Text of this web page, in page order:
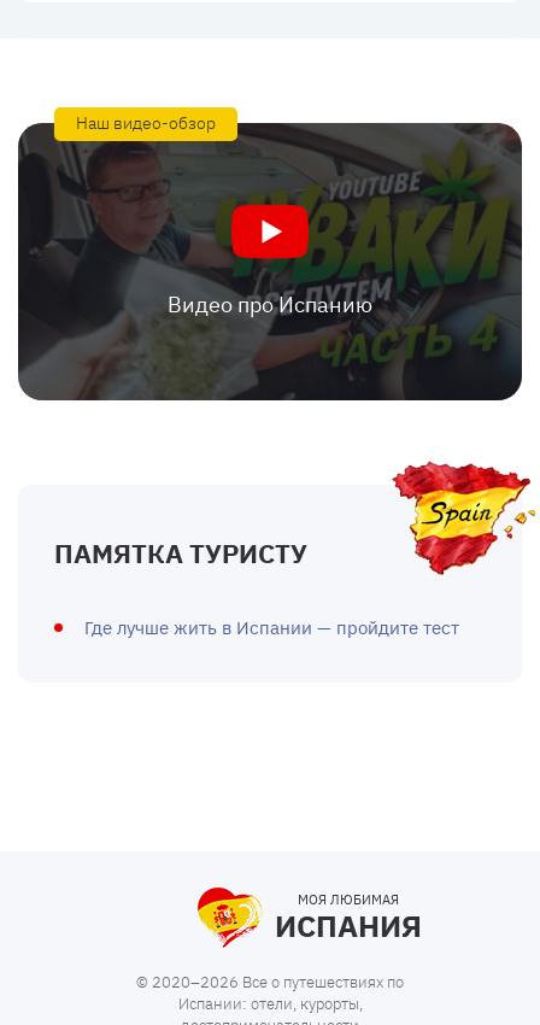
Наш видео-обзор
Видео про Испанию
ПАМЯТКА ТУРИСТУ
Где лучше жить в Испании — пройдите тест
МОЯ ЛЮБИМАЯ
ИСПАНИЯ
© 2020–2026 Все о путешествиях по
Испании: отели, курорты,